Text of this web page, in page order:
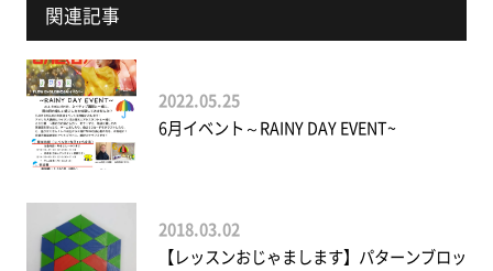
関連記事
2022.05.25
6月イベント～RAINY DAY EVENT~
2018.03.02
【レッスンおじゃまします】パターンブロッ